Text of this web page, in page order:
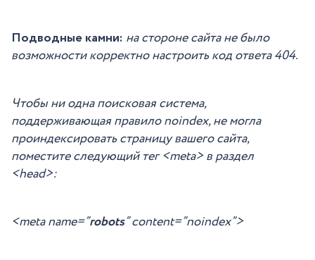
Подводные камни: на стороне сайта не было
возможности корректно настроить код ответа 404.
Чтобы ни одна поисковая система,
поддерживающая правило noindex, не могла
проиндексировать страницу вашего сайта,
поместите следующий тег <meta> в раздел
<head>:
<meta name=”robots” content=”noindex”>